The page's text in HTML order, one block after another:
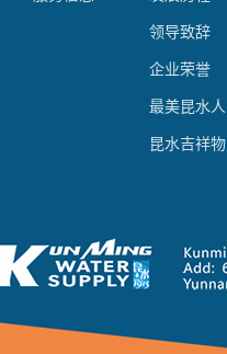
领导致辞
企业荣誉
最美昆水人
昆水吉祥物